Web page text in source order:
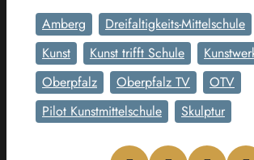
Amberg Dreifaltigkeits-Mittelschule
Kunst
Kunst trifft Schule
Oberpfalz
Oberpfalz TV
OTV
Pilot Kunstmittelschule
Skulptur